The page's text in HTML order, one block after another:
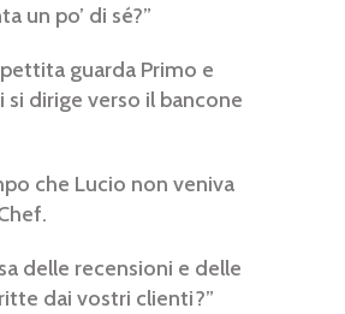
un po’ di sé?”
guarda Primo e
si dirige verso il bancone
che Lucio non veniva
delle recensioni e delle
dai vostri clienti?”